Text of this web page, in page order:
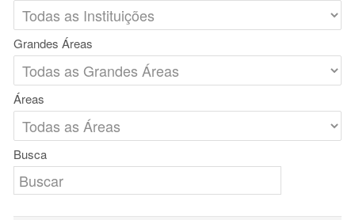
Grandes Áreas
Áreas
Busca